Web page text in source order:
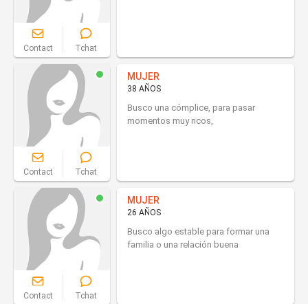
Contact Tchat
Contact Tchat
MUJER
38 AÑOS
Busco una cómplice, para pasar
momentos muy ricos,
Contact Tchat
MUJER
26 AÑOS
Busco algo estable para formar una
familia o una relación buena